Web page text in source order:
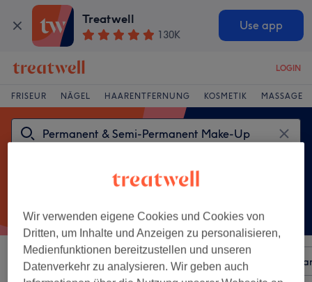
Treatwell
130K
Use app
LOGIN
FRISEUR NÄGEL HAARENTFERNUNG KOSMETIK MASSAGE
Sortieren nach Beliebiger Preis Besonderheiten
Wir verwenden eigene Cookies und Cookies von
Dritten, um Inhalte und Anzeigen zu personalisieren,
Medienfunktionen bereitzustellen und unseren
Datenverkehr zu analysieren. Wir geben auch